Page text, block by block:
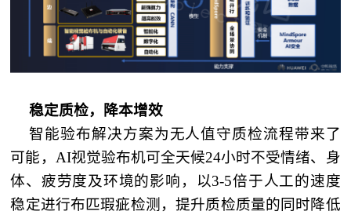
稳定质检，降本增效
智能验布解决方案为无人值守质检流程带来了
可能，AI视觉验布机可全天候24小时不受情绪、身
体、疲劳度及环境的影响，以3-5倍于人工的速度
稳定进行布匹瑕疵检测，提升质检质量的同时降低